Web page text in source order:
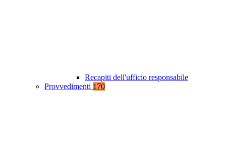
Recapiti dell'ufficio responsabile
Provvedimenti 170